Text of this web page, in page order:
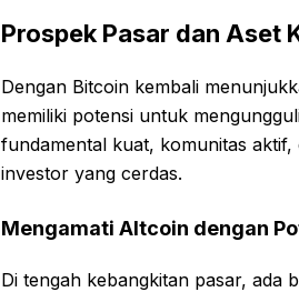
Prospek Pasar dan Aset
Dengan Bitcoin kembali
memiliki potensi untuk
fundamental kuat, komunitas aktif,
investor yang cerdas.
Mengamati Altcoin dengan
Di tengah kebangkitan pasar, ada